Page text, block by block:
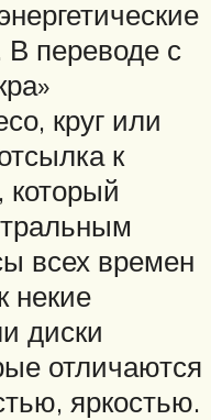
переводе с
круг или
к
который
всех времен
некие
диски
отличаются
яркостью.